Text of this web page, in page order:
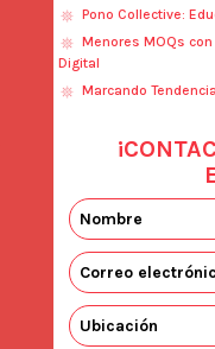
Pono Collective:
Menores MOQs
Digital
Marcando